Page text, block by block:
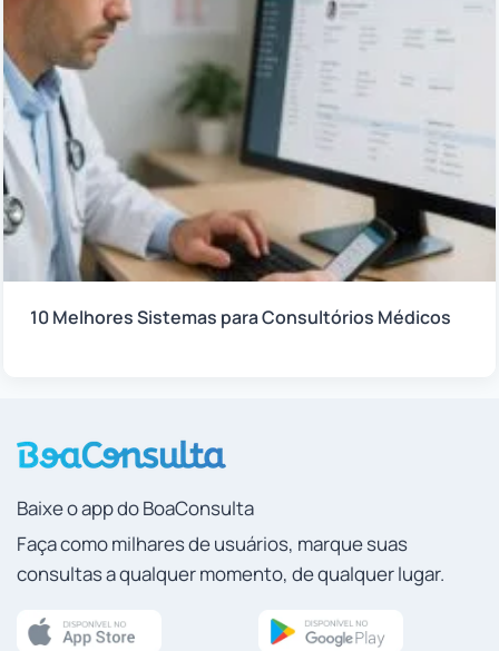
10 Melhores Sistemas para Consultórios Médicos
Baixe o app do BoaConsulta
Faça como milhares de usuários, marque suas
consultas a qualquer momento, de qualquer lugar.